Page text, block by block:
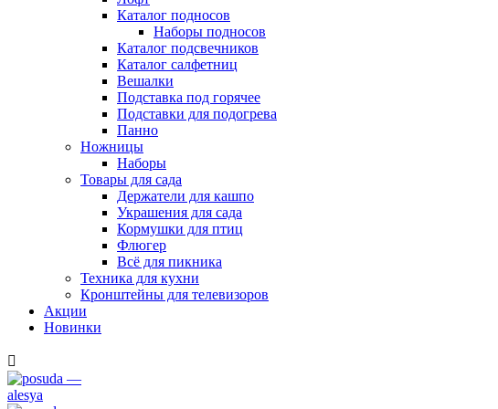
Каталог подносов
Наборы подносов
Каталог подсвечников
Каталог салфетниц
Вешалки
Подставка под горячее
Подставки для подогрева
Панно
Ножницы
Наборы
Товары для сада
Держатели для кашпо
Украшения для сада
Кормушки для птиц
Флюгер
Всё для пикника
Техника для кухни
Кронштейны для телевизоров
Акции
Новинки